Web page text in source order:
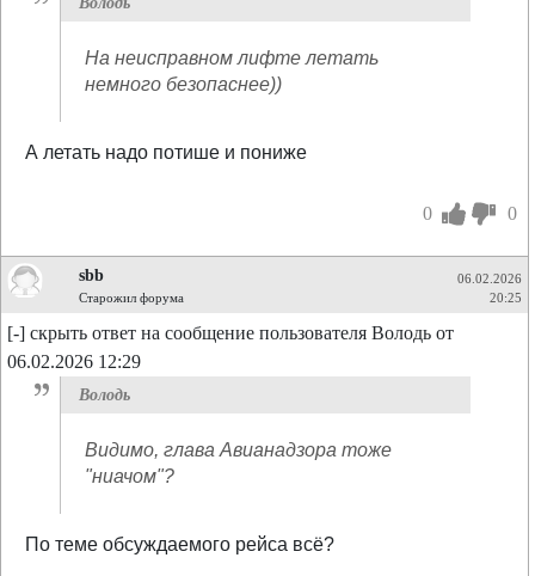
На неисправном лифте летать
немного безопаснее))
А летать надо потише и пониже
0 0
sbb
Старожил форума
06.02.2026
20:25
[-] скрыть ответ на сообщение пользователя Володь от
06.02.2026 12:29
Володь
Видимо, глава Авианадзора тоже
"ниачом"?
По теме обсуждаемого рейса всё?